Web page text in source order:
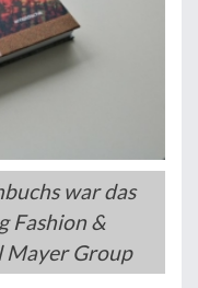
war das
Fashion &
Mayer Group